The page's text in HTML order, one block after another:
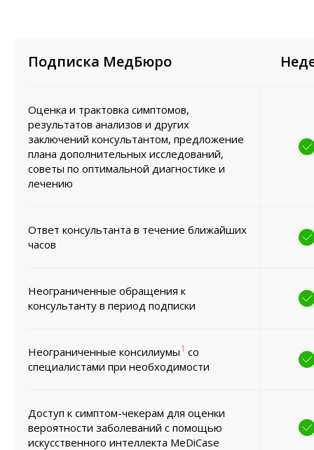
Подписка МедБюро
Оценка и трактовка симптомов,
результатов анализов и других
заключений консультантом, предложение
плана дополнительных исследований,
советы по оптимальной диагностике и
лечению
Ответ консультанта в течение ближайших
часов
Неограниченные обращения к
консультанту в период подписки
Неограниченные консилиумы1 со
специалистами при необходимости
Доступ к симптом-чекерам для оценки
вероятности заболеваний с помощью
искусственного интеллекта MeDiCase